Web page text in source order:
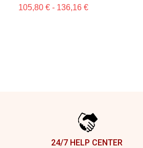
105,80 € - 136,16 €
24/7 HELP CENTER